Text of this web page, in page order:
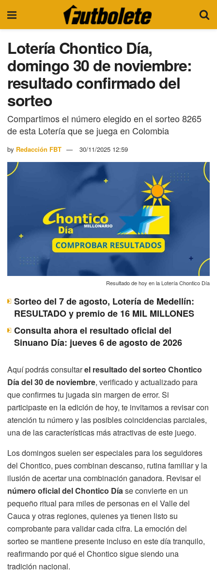
Lotería Chontico Día,
domingo 30 de noviembre:
resultado confirmado del
sorteo
Compartimos el número elegido en el sorteo 8265
de esta Lotería que se juega en Colombia
by Redacción FBT 30/11/2025 12:59
Resultado de hoy en la Lotería Chontico Día
Sorteo del 7 de agosto, Lotería de Medellín:
RESULTADO y premio de 16 MIL MILLONES
Consulta ahora el resultado oficial del
Sinuano Día: jueves 6 de agosto de 2026
Aquí podrás consultarel resultado del sorteo Chontico
Día del 30 de noviembre, verificado y actualizado para
que confirmes tu jugada sin margen de error. Si
participaste en la edición de hoy, te invitamos a revisar con
atención tu número y las posibles coincidencias parciales,
una de las características más atractivas de este juego.
Los domingos suelen ser especiales para los seguidores
del Chontico, pues combinan descanso, rutina familiar y la
ilusión de acertar una combinación ganadora. Revisar el
número oficial del Chontico Díase convierte en un
pequeño ritual para miles de personas en el Valle del
Cauca y otras regiones, quienes ya tienen listo su
comprobante para validar cada cifra. La emoción del
sorteo se mantiene presente incluso en este día tranquilo,
reafirmando por qué el Chontico sigue siendo una
tradición nacional.